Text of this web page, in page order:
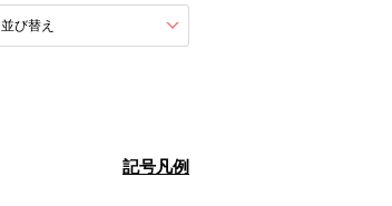
並び替え
記号凡例